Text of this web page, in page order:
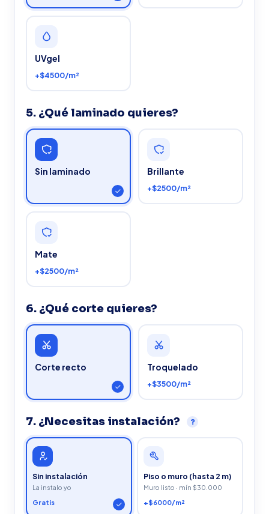
UVgel
+$4500/m²
5. ¿Qué laminado quieres?
Sin laminado Brillante
+$2500/m²
Mate
+$2500/m²
6. ¿Qué corte quieres?
Corte recto Troquelado
+$3500/m²
7. ¿Necesitas instalación? ?
Sin instalación
La instalo yo
Gratis
Piso o muro (hasta 2 m)
Muro listo · mín $30.000
+$6000/m²